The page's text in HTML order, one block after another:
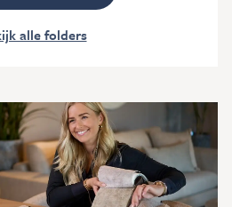
alle folders